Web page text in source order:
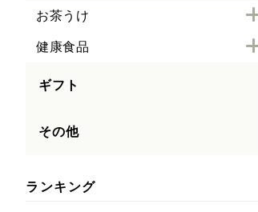
お茶うけ
健康食品
ギフト
その他
ランキング